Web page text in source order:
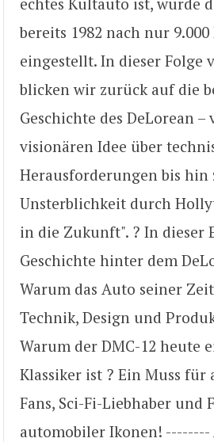
bereits 1982 nach nur
eingestellt. In dieser Folge
blicken wir zurück auf die
Geschichte des DeLorean –
visionären Idee über
Herausforderungen bis hin
Unsterblichkeit durch
in die Zukunft". ? In dieser
Geschichte hinter dem
Warum das Auto seiner
Technik, Design und
Warum der DMC-12 heute
Klassiker ist ? Ein Muss für
Fans, Sci-Fi-Liebhaber und
automobiler Ikonen! --------